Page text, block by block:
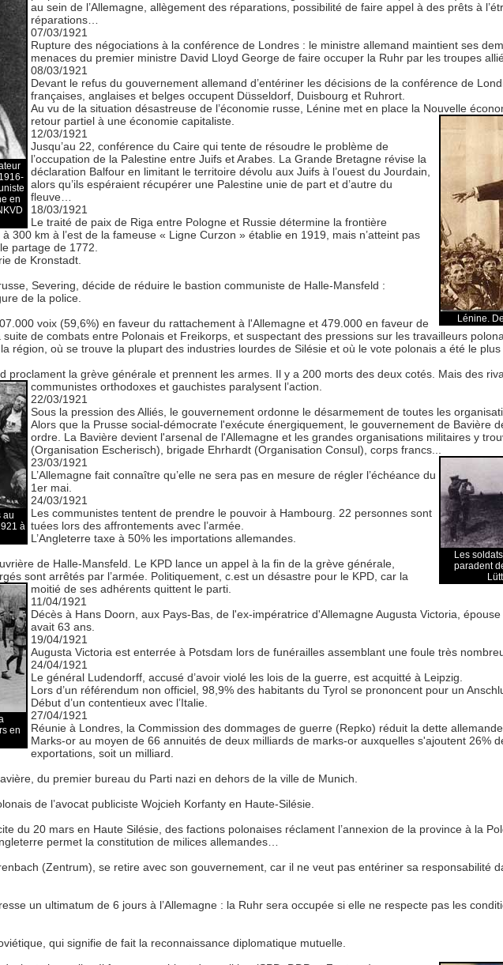
en
au sein de l’Allemagne, allègement des réparations, possibilité de faire appel à des prêts à
réparations…
07/03/1921
Rupture des négociations à la conférence de Londres : le ministre allemand maintient ses
menaces du premier ministre David Lloyd George de faire occuper la Ruhr par les troupes
08/03/1921
Devant le refus du gouvernement allemand d’entériner les décisions de la conférence de
françaises, anglaises et belges occupent Düsseldorf, Duisbourg et Ruhrort.
Au vu de la situation désastreuse de l’économie russe, Lénine met en place la Nouvelle
retour partiel à une économie capitaliste.
Lénine.
12/03/1921
Jusqu’au 22, conférence du Caire qui tente de résoudre le problème de
l’occupation de la Palestine entre Juifs et Arabes. La Grande Bretagne révise la
déclaration Balfour en limitant le territoire dévolu aux Juifs à l’ouest du Jourdain,
alors qu’ils espéraient récupérer une Palestine unie de part et d’autre du
fleuve…
18/03/1921
Le traité de paix de Riga entre Pologne et Russie détermine la frontière
300 km à l’est de la fameuse « Ligne Curzon » établie en 1919, mais n’atteint pas
partage de 1772.
de Kronstadt.
Severing, décide de réduire le bastion communiste de Halle-Mansfeld :
de la police.
voix (59,6%) en faveur du rattachement à l'Allemagne et 479.000 en faveur de
de combats entre Polonais et Freikorps, et suspectant des pressions sur les travailleurs
région, où se trouve la plupart des industries lourdes de Silésie et où le vote polonais a été le plus
proclament la grève générale et prennent les armes. Il y a 200 morts des deux cotés. Mais des
communistes orthodoxes et gauchistes paralysent l’action.
au
à
22/03/1921
Sous la pression des Alliés, le gouvernement ordonne le désarmement de toutes les
Alors que la Prusse social-démocrate l'exécute énergiquement, le gouvernement de Bavière
ordre. La Bavière devient l'arsenal de l'Allemagne et les grandes organisations militaires y
(Organisation Escherisch), brigade Ehrhardt (Organisation Consul), corps francs...
Les
paradent
23/03/1921
L’Allemagne fait connaître qu’elle ne sera pas en mesure de régler l’échéance du
1er mai.
24/03/1921
Les communistes tentent de prendre le pouvoir à Hambourg. 22 personnes sont
tuées lors des affrontements avec l’armée.
L’Angleterre taxe à 50% les importations allemandes.
de Halle-Mansfeld. Le KPD lance un appel à la fin de la grève générale,
sont arrêtés par l’armée. Politiquement, c.est un désastre pour le KPD, car la
moitié de ses adhérents quittent le parti.
en
11/04/1921
Décès à Hans Doorn, aux Pays-Bas, de l'ex-impératrice d'Allemagne Augusta Victoria, épouse
avait 63 ans.
19/04/1921
Augusta Victoria est enterrée à Potsdam lors de funérailles assemblant une foule très
24/04/1921
Le général Ludendorff, accusé d’avoir violé les lois de la guerre, est acquitté à Leipzig.
Lors d’un référendum non officiel, 98,9% des habitants du Tyrol se prononcent pour un
Début d’un contentieux avec l’Italie.
27/04/1921
Réunie à Londres, la Commission des dommages de guerre (Repko) réduit la dette
Marks-or au moyen de 66 annuités de deux milliards de marks-or auxquelles s'ajoutent 26%
exportations, soit un milliard.
du premier bureau du Parti nazi en dehors de la ville de Munich.
de l’avocat publiciste Wojcieh Korfanty en Haute-Silésie.
du 20 mars en Haute Silésie, des factions polonaises réclament l’annexion de la province à la
permet la constitution de milices allemandes…
(Zentrum), se retire avec son gouvernement, car il ne veut pas entériner sa responsabilité
un ultimatum de 6 jours à l’Allemagne : la Ruhr sera occupée si elle ne respecte pas les
qui signifie de fait la reconnaissance diplomatique mutuelle.